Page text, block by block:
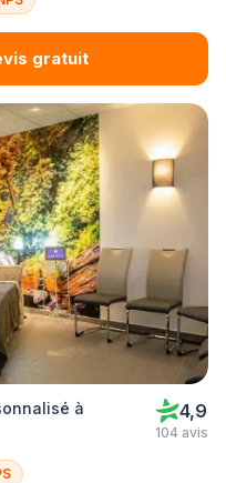
gratuit
à
4,9
104 avis